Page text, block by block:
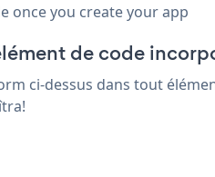
once you create your app
de code
ci-dessus dans tout